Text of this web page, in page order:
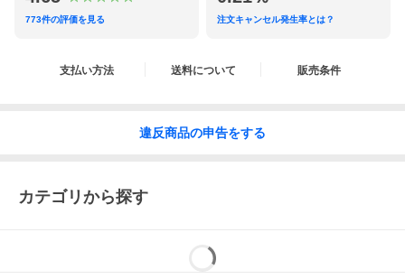
773件の評価を見る 注文キャンセル発生率とは？
支払い方法 送料について 販売条件
違反商品の申告をする
カテゴリから探す